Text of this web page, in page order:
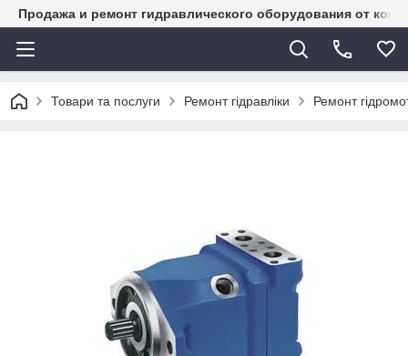
Продажа и ремонт гидравлического оборудования от
Товари та послуги Ремонт гідравліки Ремонт